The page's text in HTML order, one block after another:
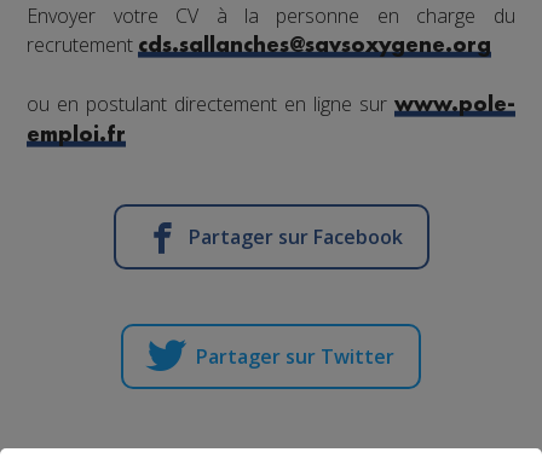
Envoyer votre CV à la personne en charge du
recrutementcds.sallanches@savsoxygene.org
ou en postulant directement en ligne sur www.pole-
emploi.fr
Partager sur Facebook
Partager sur Twitter